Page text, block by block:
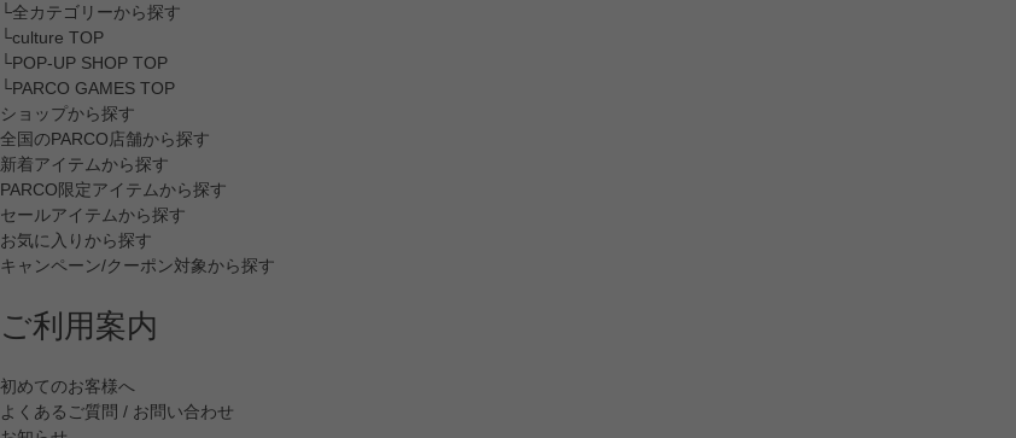
└全カテゴリーから探す
└culture TOP
└POP-UP SHOP TOP
└PARCO GAMES TOP
ショップから探す
全国のPARCO店舗から探す
新着アイテムから探す
PARCO限定アイテムから探す
セールアイテムから探す
お気に入りから探す
キャンペーン/クーポン対象から探す
ご利用案内
初めてのお客様へ
よくあるご質問 / お問い合わせ